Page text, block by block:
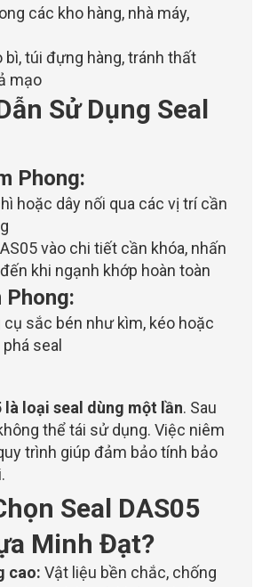
các kho hàng, nhà máy,
bì, túi đựng hàng, tránh thất
mạo
Sử Dụng Seal
Phong:
hoặc dây nối qua các vị trí cần
vào chi tiết cần khóa, nhấn
khi ngạnh khớp hoàn toàn
Phong:
cụ sắc bén như kìm, kéo hoặc
seal
là loại seal dùng một lần. Sau
thể tái sử dụng. Việc niêm
trình giúp đảm bảo tính bảo
Seal DAS05
Minh Đạt?
cao: Vật liệu bền chắc, chống